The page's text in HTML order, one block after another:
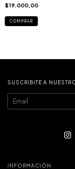
$19.000,00
COMPRAR
SUSCRIBITE A
INFORMACIÓN